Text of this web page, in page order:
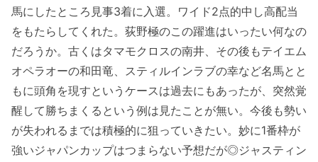
馬にしたところ見事3着に入選。ワイド2点的中し高配当
をもたらしてくれた。荻野極のこの躍進はいったい何なの
だろうか。古くはタマモクロスの南井、その後もテイエム
オペラオーの和田竜、スティルインラブの幸など名馬とと
もに頭角を現すというケースは過去にもあったが、突然覚
醒して勝ちまくるという例は見たことが無い。今後も勢い
が失われるまでは積極的に狙っていきたい。妙に1番枠が
強いジャパンカップはつまらない予想だが◎ジャスティン